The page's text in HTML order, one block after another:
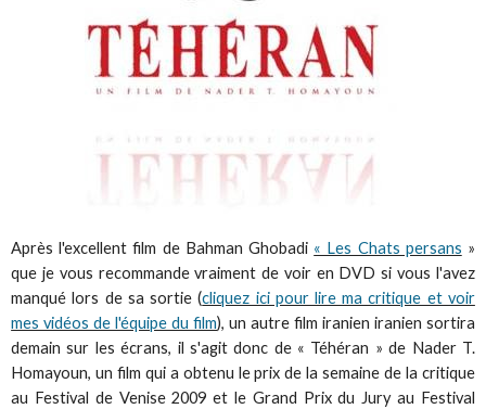
Après l'excellent film de Bahman Ghobadi « Les Chats persans »
que je vous recommande vraiment de voir en DVD si vous l'avez
manqué lors de sa sortie (cliquez ici pour lire ma critique et voir
mes vidéos de l'équipe du film), un autre film iranien iranien sortira
demain sur les écrans, il s'agit donc de « Téhéran » de Nader T.
Homayoun, un film qui a obtenu le prix de la semaine de la critique
au Festival de Venise 2009 et le Grand Prix du Jury au Festival